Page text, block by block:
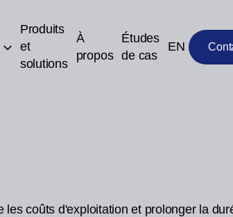
Produits
et
solutions
À
propos
Études
de cas
EN
les coûts d'exploitation et prolonger la